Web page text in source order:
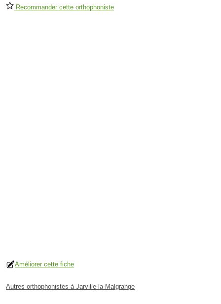
Recommander cette orthophoniste
Améliorer cette fiche
Autres orthophonistes à Jarville-la-Malgrange